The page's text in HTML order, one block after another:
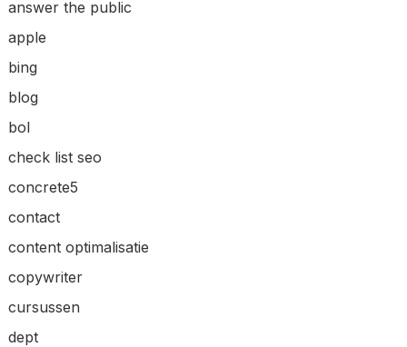
answer the public
apple
bing
blog
bol
check list seo
concrete5
contact
content optimalisatie
copywriter
cursussen
dept